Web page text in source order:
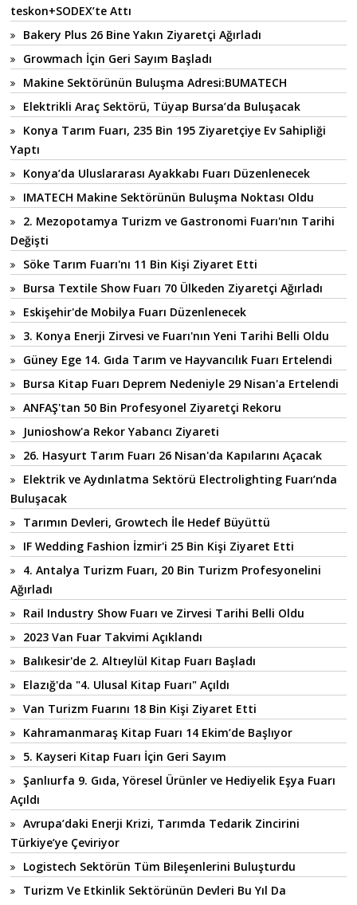
teskon+SODEX’te Attı
Bakery Plus 26 Bine Yakın Ziyaretçi Ağırladı
Growmach İçin Geri Sayım Başladı
Makine Sektörünün Buluşma Adresi:BUMATECH
Elektrikli Araç Sektörü, Tüyap Bursa’da Buluşacak
Konya Tarım Fuarı, 235 Bin 195 Ziyaretçiye Ev Sahipliği
Yaptı
Konya’da Uluslararası Ayakkabı Fuarı Düzenlenecek
IMATECH Makine Sektörünün Buluşma Noktası Oldu
2. Mezopotamya Turizm ve Gastronomi Fuarı'nın Tarihi
Değişti
Söke Tarım Fuarı'nı 11 Bin Kişi Ziyaret Etti
Bursa Textile Show Fuarı 70 Ülkeden Ziyaretçi Ağırladı
Eskişehir'de Mobilya Fuarı Düzenlenecek
3. Konya Enerji Zirvesi ve Fuarı'nın Yeni Tarihi Belli Oldu
Güney Ege 14. Gıda Tarım ve Hayvancılık Fuarı Ertelendi
Bursa Kitap Fuarı Deprem Nedeniyle 29 Nisan'a Ertelendi
ANFAŞ'tan 50 Bin Profesyonel Ziyaretçi Rekoru
Junioshow'a Rekor Yabancı Ziyareti
26. Hasyurt Tarım Fuarı 26 Nisan'da Kapılarını Açacak
Elektrik ve Aydınlatma Sektörü Electrolighting Fuarı’nda
Buluşacak
Tarımın Devleri, Growtech İle Hedef Büyüttü
IF Wedding Fashion İzmir'i 25 Bin Kişi Ziyaret Etti
4. Antalya Turizm Fuarı, 20 Bin Turizm Profesyonelini
Ağırladı
Rail Industry Show Fuarı ve Zirvesi Tarihi Belli Oldu
2023 Van Fuar Takvimi Açıklandı
Balıkesir'de 2. Altıeylül Kitap Fuarı Başladı
Elazığ'da "4. Ulusal Kitap Fuarı" Açıldı
Van Turizm Fuarını 18 Bin Kişi Ziyaret Etti
Kahramanmaraş Kitap Fuarı 14 Ekim’de Başlıyor
5. Kayseri Kitap Fuarı İçin Geri Sayım
Şanlıurfa 9. Gıda, Yöresel Ürünler ve Hediyelik Eşya Fuarı
Açıldı
Avrupa’daki Enerji Krizi, Tarımda Tedarik Zincirini
Türkiye’ye Çeviriyor
Logistech Sektörün Tüm Bileşenlerini Buluşturdu
Turizm Ve Etkinlik Sektörünün Devleri Bu Yıl Da